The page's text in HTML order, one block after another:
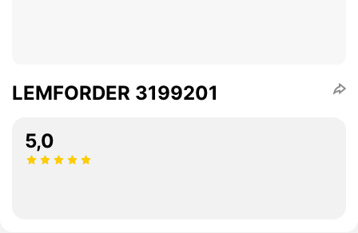
LEMFORDER 3199201
5,0